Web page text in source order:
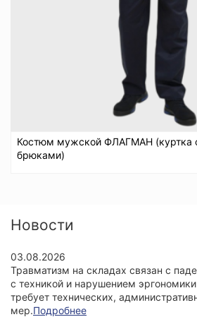
Костюм мужской ФЛАГМАН (куртка
брюками)
Новости
03.08.2026
Травматизм на складах связан с
с техникой и нарушением
требует технических,
мер.Подробнее